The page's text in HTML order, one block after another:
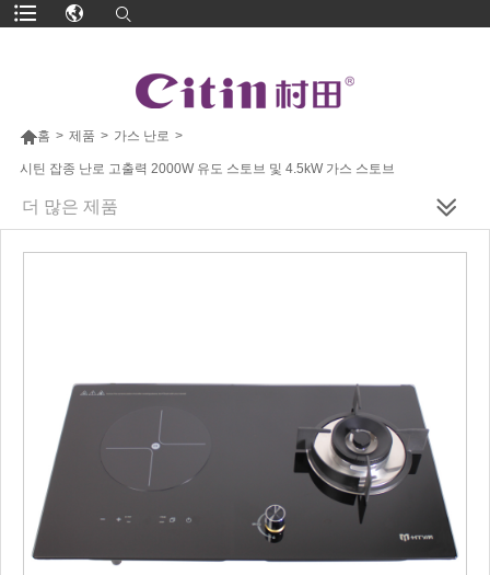
홈 > 제품 > 가스 난로 >
시틴 잡종 난로 고출력 2000W 유도 스토브 및 4.5kW 가스 스토브
더 많은 제품